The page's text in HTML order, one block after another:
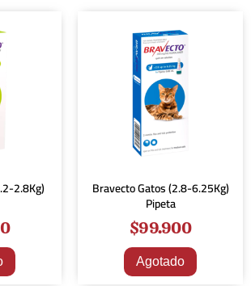
2.8Kg) Bravecto Gatos (2.8-6.25Kg)
Pipeta
$99.900
Agotado